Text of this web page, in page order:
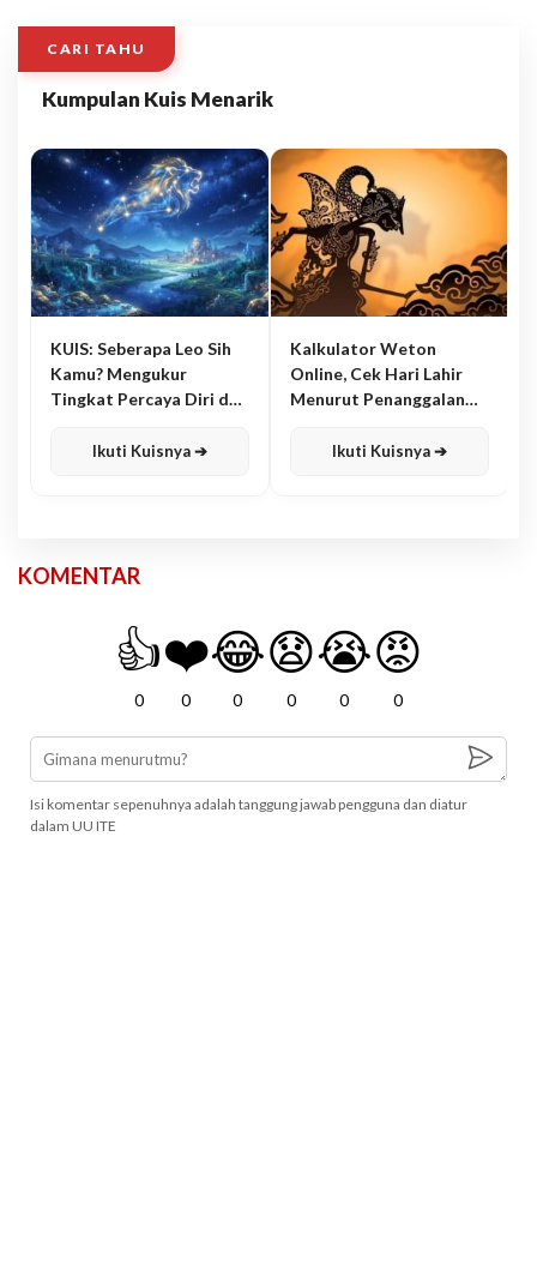
CARI TAHU
Kumpulan Kuis Menarik
KUIS: Seberapa Leo Sih
Kamu? Mengukur
Tingkat Percaya Diri dan
Ikuti Kuisnya ➔
Kalkulator Weton
Online, Cek Hari Lahir
Menurut Penanggalan
Ikuti Kuisnya ➔
KOMENTAR
👍
0
❤️
0
😂
0
😧
0
😭
0
😡
0
Isi komentar sepenuhnya adalah tanggung jawab pengguna dan diatur
dalam UU ITE